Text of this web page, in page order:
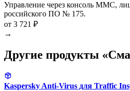
Управление через консоль MMC,
российского ПО № 175.
от 3 721 ₽
→
Другие продукты
Kaspersky Anti-Virus для Traffic